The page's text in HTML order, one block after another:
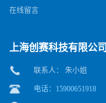
在线留言
上海创赛科技有限公司
联系人： 朱小姐
电话：15900651918